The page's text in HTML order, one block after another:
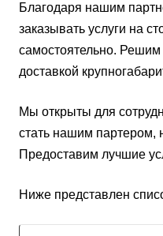
Благодаря нашим
заказывать услуги на
самостоятельно.
доставкой
Мы открыты для
стать нашим партером,
Предоставим лучшие
Ниже представлен